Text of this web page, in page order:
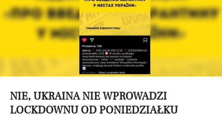
NIE, UKRAINA NIE WPROWADZI
LOCKDOWNU OD PONIEDZIAŁKU